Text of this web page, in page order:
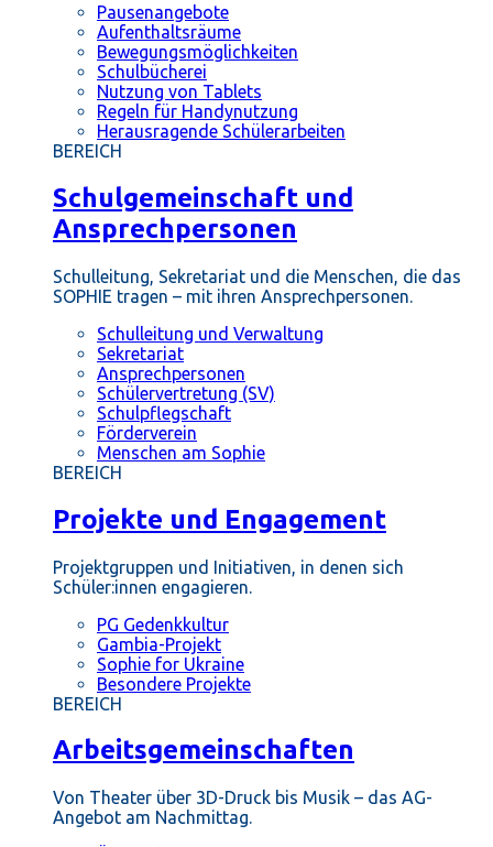
Pausenangebote
Aufenthaltsräume
Bewegungsmöglichkeiten
Schulbücherei
Nutzung von Tablets
Regeln für Handynutzung
Herausragende Schülerarbeiten
BEREICH
Schulgemeinschaft und
Ansprechpersonen
Schulleitung, Sekretariat und die Menschen, die das
SOPHIE tragen – mit ihren Ansprechpersonen.
Schulleitung und Verwaltung
Sekretariat
Ansprechpersonen
Schülervertretung (SV)
Schulpflegschaft
Förderverein
Menschen am Sophie
BEREICH
Projekte und Engagement
Projektgruppen und Initiativen, in denen sich
Schüler:innen engagieren.
PG Gedenkkultur
Gambia-Projekt
Sophie for Ukraine
Besondere Projekte
BEREICH
Arbeitsgemeinschaften
Von Theater über 3D-Druck bis Musik – das AG-
Angebot am Nachmittag.